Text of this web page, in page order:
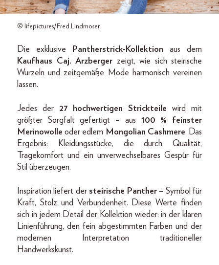
© lifepictures/Fred Lindmoser
Die exklusive Pantherstrick-Kollektion aus dem
Kaufhaus Caj. Arzberger zeigt, wie sich steirische
Wurzeln und zeitgemäße Mode harmonisch vereinen
lassen.
Jedes der 27 hochwertigen Strickteile wird mit
größter Sorgfalt gefertigt – aus 100 % feinster
Merinowolle oder edlem Mongolian Cashmere. Das
Ergebnis: Kleidungsstücke, die durch Qualität,
Tragekomfort und ein unverwechselbares Gespür für
Stil überzeugen.
Inspiration liefert dersteirische Panther– Symbol für
Kraft, Stolz und Verbundenheit. Diese Werte finden
sich in jedem Detail der Kollektion wieder: in der klaren
Linienführung, den fein abgestimmten Farben und der
modernen Interpretation traditioneller
Handwerkskunst.